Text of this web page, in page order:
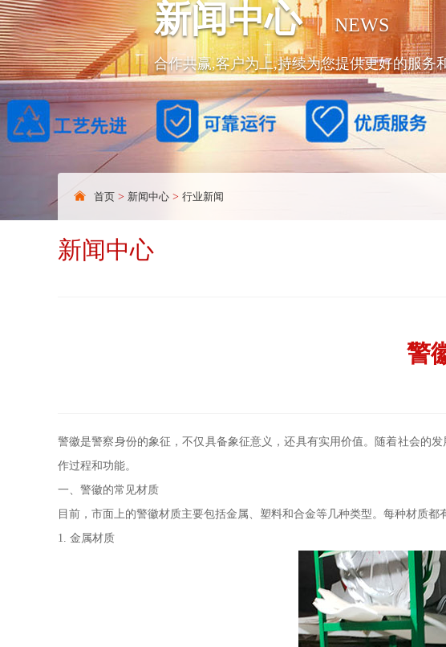
新闻中心 NEWS
合作共赢,客户为上,持续为您提供更好的服务
首页 > 新闻中心 > 行业新闻
新闻中心
警
警徽是警察身份的象征，不仅具备象征意义，还具有实用价值。随着社会的
作过程和功能。
一、警徽的常见材质
目前，市面上的警徽材质主要包括金属、塑料和合金等几种类型。每种材质都
1. 金属材质